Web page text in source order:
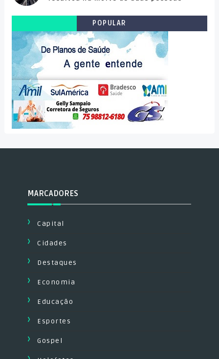
POPULAR
MARCADORES
Capital
Cidades
Destaques
Economia
Educação
Esportes
Gospel